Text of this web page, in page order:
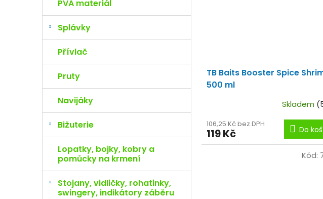
PVA materiál
Splávky
Přívlač
Pruty
Navijáky
Bižuterie
Lopatky, bojky, kobry a
pomůcky na krmení
Stojany, vidličky, rohatinky,
swingery, indikátory záběru
TB Baits Booster Spice
500 ml
Skladem
106,25 Kč bez DPH
119 Kč Do
Kód: